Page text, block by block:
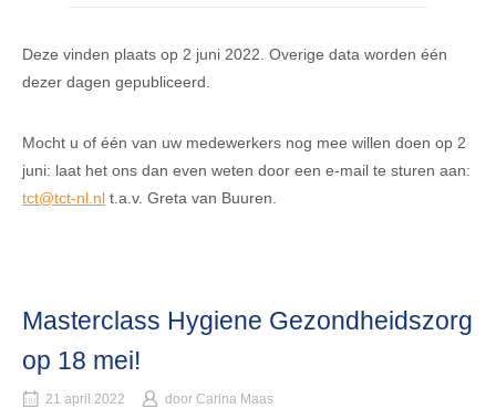
Deze vinden plaats op 2 juni 2022. Overige data worden één
dezer dagen gepubliceerd.
Mocht u of één van uw medewerkers nog mee willen doen op 2
juni: laat het ons dan even weten door een e-mail te sturen aan:
tct@tct-nl.nl t.a.v. Greta van Buuren.
Masterclass Hygiene Gezondheidszorg
op 18 mei!
21 april 2022 door Carina Maas